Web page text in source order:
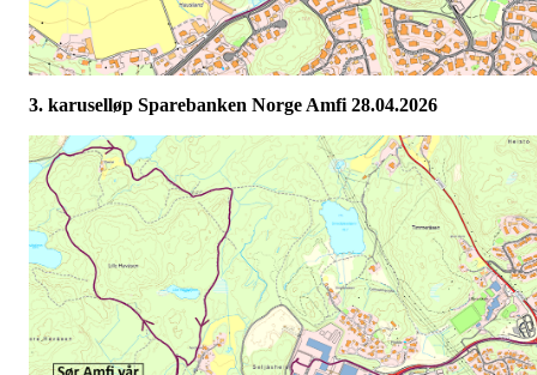
3. karuselløp Sparebanken Norge Amfi 28.04.2026